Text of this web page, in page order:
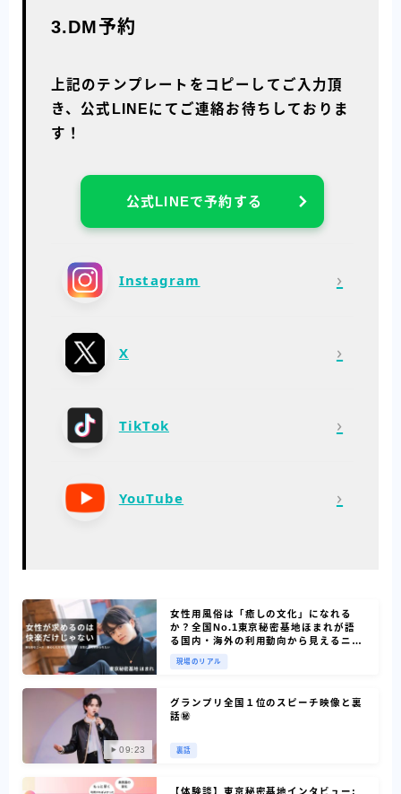
3.DM予約
上記のテンプレートをコピーしてご入力頂
き、公式LINEにてご連絡お待ちしておりま
す！
公式LINEで予約する
Instagram ›
X ›
TikTok ›
YouTube ›
女性用風俗は「癒しの文化」になれる
か？全国No.1東京秘密基地ほまれが語
る国内・海外の利用動向から見えるニー
現場のリアル
09:23
グランプリ全国１位のスピーチ映像と裏
話㊙
裏話
【体験談】東京秘密基地インタビュー: